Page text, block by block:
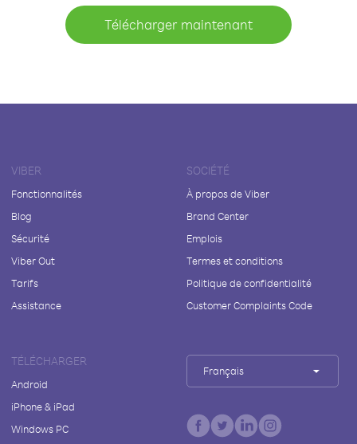
Télécharger maintenant
VIBER
Fonctionnalités
Blog
Sécurité
Viber Out
Tarifs
Assistance
SOCIÉTÉ
À propos de Viber
Brand Center
Emplois
Termes et conditions
Politique de confidentialité
Customer Complaints Code
TÉLÉCHARGER
Android
iPhone & iPad
Windows PC
Français